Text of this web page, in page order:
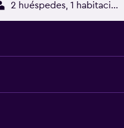
2 huéspedes, 1 habitación